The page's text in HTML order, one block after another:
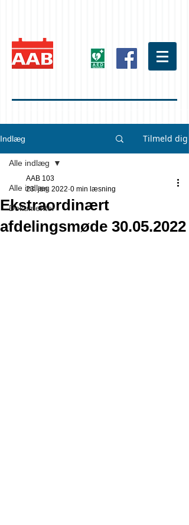
Indlæg Tilmeld dig
Alle indlæg
Dokumenter
Alle indlæg
Ekstraordinært
afdelingsmøde 30.05.2022
AAB 103
23. jun. 2022 0 min læsning